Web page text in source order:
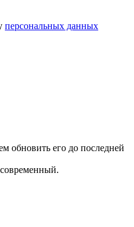
персональных данных
обновить его до последней